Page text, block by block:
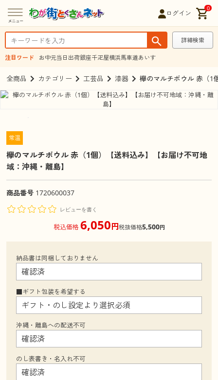
ログイン
0
詳細検索
注目ワード お中元当日出荷銀座千疋屋横浜馬車道あいす
全商品 カテゴリー 工芸品 漆器 欅のマルチボウル 赤（1
常温
欅のマルチボウル 赤（1個）【送料込み】【お届け不可地
域：沖縄・離島】
商品番号 1720600037
レビューを書く
税込価格6,050円税抜価格5,500円
納品書は同梱しておりません
■ギフト包装を希望する
沖縄・離島への配送不可
のし表書き・名入れ不可